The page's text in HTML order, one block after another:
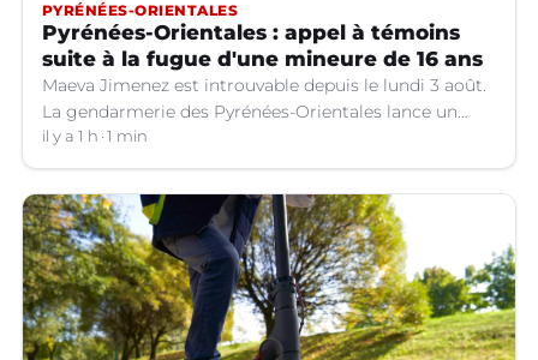
PYRÉNÉES-ORIENTALES
Pyrénées-Orientales : appel à témoins
suite à la fugue d'une mineure de 16 ans
Maeva Jimenez est introuvable depuis le lundi 3 août.
La gendarmerie des Pyrénées-Orientales lance un
appel à témoins.
il y a 1 h 1 min